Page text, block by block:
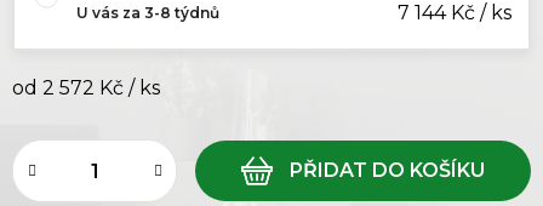
U vás za 3-8 týdnů 7 144 Kč / ks
od 2 572 Kč / ks